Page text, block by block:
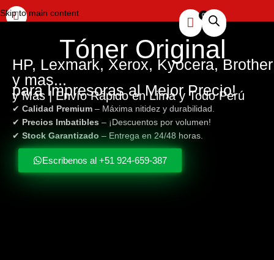
Skip to main content
Tóner Original
HP, Lexmark, Xerox, Kyocera, Brother
y mas...
para Impresoras al Mejor Precio!
y Más | Envío Rápido en Lima y Todo Perú
✔ Calidad Premium – Máxima nitidez y durabilidad.
✔ Precios Imbatibles – ¡Descuentos por volumen!
✔ Stock Garantizado – Entrega en 24/48 horas.
Escribenos al +51 924-659-387